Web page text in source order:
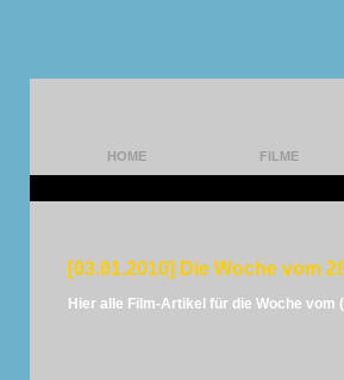
HOME FILME
[03.01.2010] Die Woche vom
Hier alle Film-Artikel für die Woche vom